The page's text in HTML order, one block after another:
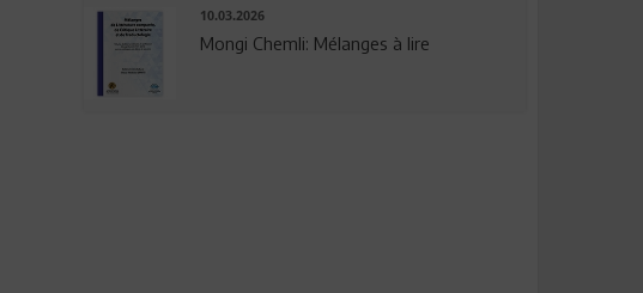
10.03.2026
Mongi Chemli: Mélanges à lire